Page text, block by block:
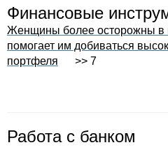
Финансовые
Женщины более осторожны в
помогает им добиваться
портфеля >> 7
Работа с банком